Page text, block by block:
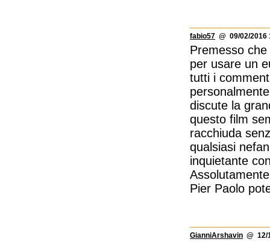
fabio57 @ 09/02/2016
Premesso
per usare un
tutti i
discute la
questo film
racchiuda
qualsiasi
inquietante
Pier Paolo
GianniArshavin @ 12/